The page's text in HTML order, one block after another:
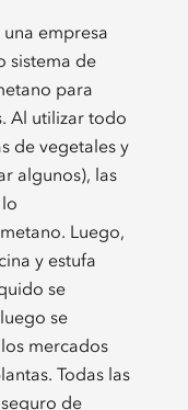
empresa
sistema de
para
Al utilizar todo
de vegetales y
algunos), las
Luego,
y estufa
se
se
mercados
Todas las
de